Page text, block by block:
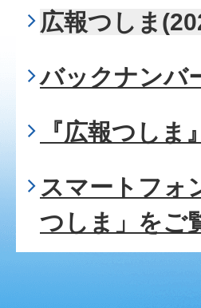
広報つしま
バックナンバ
『広報つしま
スマートフォ
つしま」をご